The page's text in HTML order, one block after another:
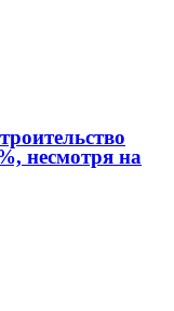
несмотря на